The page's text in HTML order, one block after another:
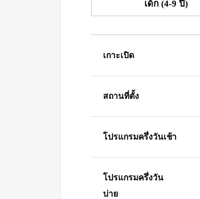
เด็ก (4-9 ปี)
เกาะเปิด
สถานที่ตั้ง
โปรแกรมครึ่งวันเช้า
โปรแกรมครึ่งวัน
บ่าย